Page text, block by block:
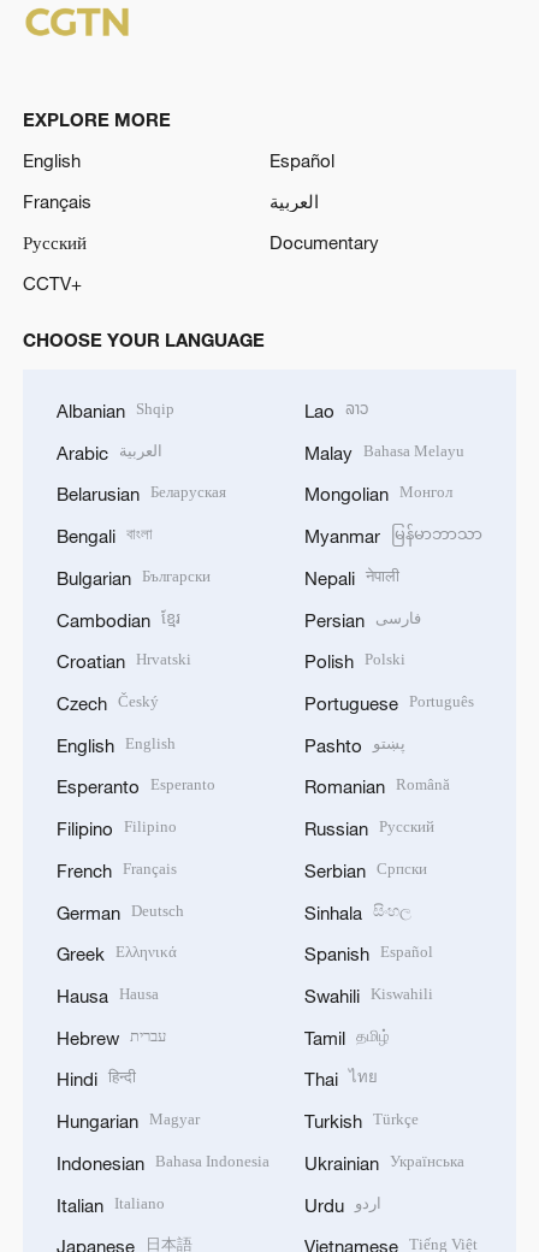
EXPLORE MORE
English
Español
Français
العربية
Русский
Documentary
CCTV+
CHOOSE YOUR LANGUAGE
Albanian Shqip
Arabic العربية
Belarusian Беларуская
Bengali বাংলা
Bulgarian Български
Cambodian ខ្មែរ
Croatian Hrvatski
Czech Český
English English
Esperanto Esperanto
Filipino Filipino
French Français
German Deutsch
Greek Ελληνικά
Hausa Hausa
Hebrew עברית
Hindi हिन्दी
Hungarian Magyar
Indonesian Bahasa Indonesia
Italian Italiano
Japanese 日本語
Lao ລາວ
Malay Bahasa Melayu
Mongolian Монгол
Myanmar မြန်မာဘာသာ
Nepali नेपाली
Persian فارسی
Polish Polski
Portuguese Português
Pashto پښتو
Romanian Română
Russian Русский
Serbian Српски
Sinhala සිංහල
Spanish Español
Swahili Kiswahili
Tamil தமிழ்
Thai ไทย
Turkish Türkçe
Ukrainian Українська
Urdu اردو
Vietnamese Tiếng Việt